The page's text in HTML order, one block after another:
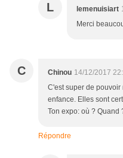
L lemenuisiart
Merci
C Chinou 14/12/2017
C'est super de
enfance. Elles sont
Ton expo: où ? Quand
Répondre